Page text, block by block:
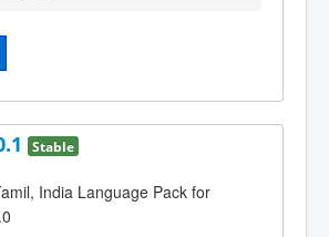
Stable
India Language Pack for